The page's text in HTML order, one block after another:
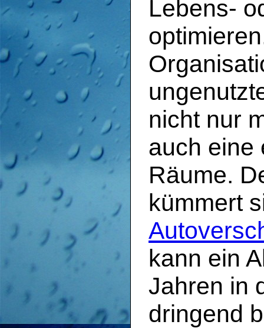
Lebens-
nicht nur
auch eine
Räume.
kümmert
kann ein
Jahren in
dringend